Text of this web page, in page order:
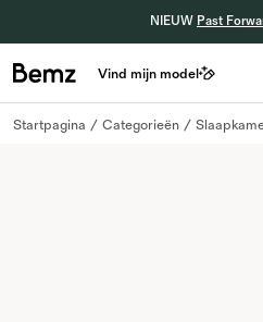
NIEUW Past
Vind mijn model
Startpagina Categorieën